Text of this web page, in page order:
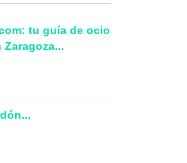
tu guía de ocio